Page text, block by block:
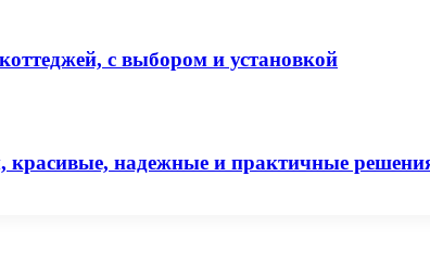
с выбором и установкой
надежные и практичные